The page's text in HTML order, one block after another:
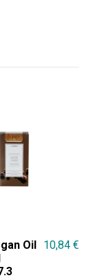
Oil 10,84 €